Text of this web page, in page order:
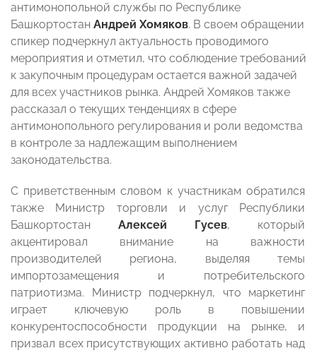
антимонопольной службы по Республике
Башкортостан Андрей Хомяков. В своем обращении
спикер подчеркнул актуальность проводимого
мероприятия и отметил, что соблюдение требований
к закупочным процедурам остается важной задачей
для всех участников рынка. Андрей Хомяков также
рассказал о текущих тенденциях в сфере
антимонопольного регулирования и роли ведомства
в контроле за надлежащим выполнением
законодательства.
С приветственным словом к участникам обратился
также Министр торговли и услуг Республики
Башкортостан Алексей Гусев, который
акцентировал внимание на важности
производителей региона, выделяя темы
импортозамещения и потребительского
патриотизма. Министр подчеркнул, что маркетинг
играет ключевую роль в повышении
конкурентоспособности продукции на рынке, и
призвал всех присутствующих активно работать над